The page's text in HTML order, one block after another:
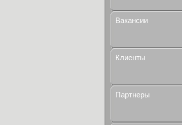
Вакансии
Клиенты
Партнеры